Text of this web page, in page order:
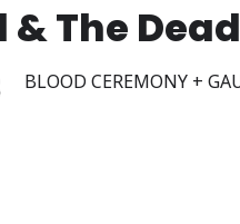
& The
BLOOD CEREMONY +